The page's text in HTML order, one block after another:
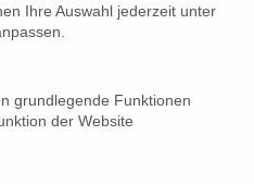
of “The
“Tobacco Girl” by
in Berlin
Ihre Auswahl jederzeit unter
grundlegende Funktionen
der Website